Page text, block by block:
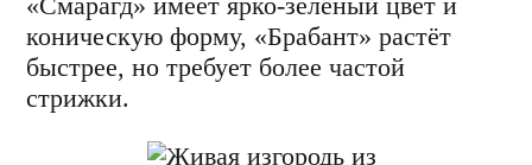
коническую форму, «Брабант» растёт
быстрее, но требует более частой
стрижки.